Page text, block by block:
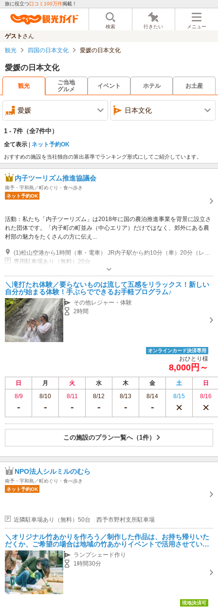
旅に役立つ口コミ100万件掲載！
検索 行きたい メニュー
ゲスト さん
観光 四国の日本文化 愛媛の日本文化
愛媛の日本文化
観光
ご当地
グルメ
イベント ホテル お土産
愛媛 日本文化
1 - 7件 （全7件中）
全て表示 ネット予約OK
おすすめの施設を当社独自の算出基準でランキング形式にしてご紹介しています。
内子ツーリズム推進協議会
南予・宇和島／町めぐり・食べ歩き
ネット予約OK
活動：私たち「内子ツーリズム」は2018年に国の農泊推進事業を背景に設立さ
れた団体です。「内子町の町並み（中心エリア）だけではなく、郊外にある農
村部の魅力をたくさんの方に伝え...
専用駐車場あり（無料）20台
＼滝打たれ体験／要らないものは流して五感をリラックス！新しい
自分が始まる体験！手ぶらでできるお手軽プログラム♪
その他レジャー・体験
2時間
オンラインカード決済専用
おひとり様
8,000円～
日 月 火 水 木 金 土
日
8/9
8/10 8/11 8/12 8/13 8/14 8/15 8/16
この施設のプラン一覧へ（1件）
NPO法人シルミルのむら
南予・宇和島／町めぐり・食べ歩き
ネット予約OK
近隣駐車場あり（無料）50台 西予市野村支所駐車場
＼オリジナル竹あかりを作ろう／制作した作品は、お持ち帰りいた
だくか、ご希望の場合は地域の竹あかりイベントで活用させていた
だきます！【カップルやファミリーにもオススメ】
ランプシェード作り
1時間30分
現地決済可